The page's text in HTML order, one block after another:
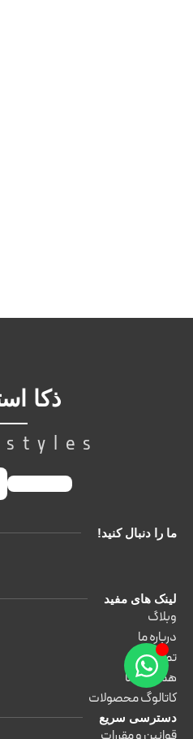
لینک های مفید
وبلاگ
درباره ما
تماس باما
همکاران ما
کاتالوگ محصولات
دسترسی سریع
ذکا
ما را دنبال کنید!